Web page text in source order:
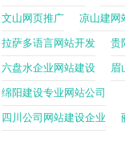
文山网页推广 凉山建网
拉萨多语言网站开发 贵
六盘水企业网站建设 眉
绵阳建设专业网站公司
四川公司网站建设企业